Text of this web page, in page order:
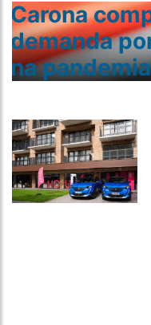
Carona
demanda
na pandemia